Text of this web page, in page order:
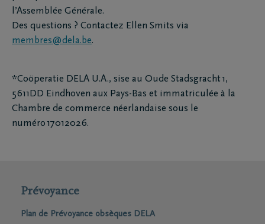
l’Assemblée Générale.
Des questions ? Contactez Ellen Smits via
membres@dela.be.
*Coöperatie DELA U.A., sise au Oude Stadsgracht 1,
5611DD Eindhoven aux Pays-Bas et immatriculée à la
Chambre de commerce néerlandaise sous le
numéro 17012026.
Prévoyance
Plan de Prévoyance obsèques DELA